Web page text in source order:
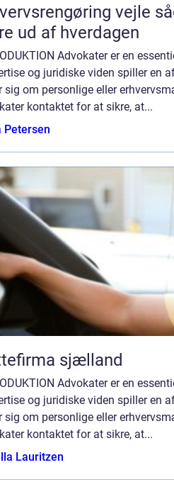
vejle sådan får virksomheder
ud af hverdagen
Advokater er en
og juridiske viden spiller en
sig om personlige eller
kontaktet for at sikre, at...
Petersen
sjælland
Advokater er en
og juridiske viden spiller en
sig om personlige eller
kontaktet for at sikre, at...
Lauritzen